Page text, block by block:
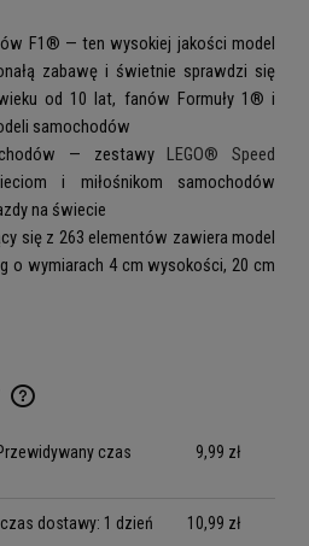
F1® — ten wysokiej jakości model
zabawę i świetnie sprawdzi się
od 10 lat, fanów Formuły 1® i
samochodów
— zestawy LEGO® Speed
i miłośnikom samochodów
na świecie
się z 263 elementów zawiera model
o wymiarach 4 cm wysokości, 20 cm
kosztów płatności
czas
9,99 zł
dostawy: 1 dzień
10,99 zł